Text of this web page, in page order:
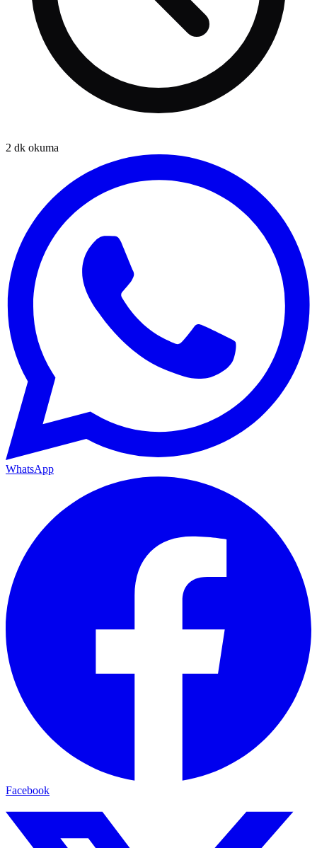
2 dk okuma
WhatsApp
Facebook